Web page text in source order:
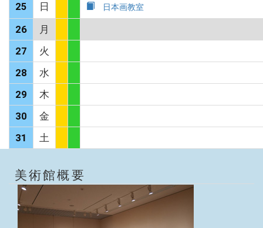
25 日 日本画教室
26
月
27
火
28
水
29
木
30
金
31
土
美術館概要